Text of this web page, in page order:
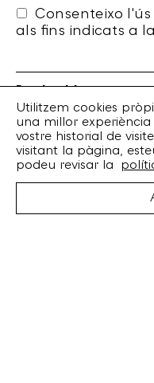
Consenteixo
als fins indicats a la
Torrent de l’Olla,
08012 Barcelona
+34 932 070 164
Utilitzem cookies
una millor
vostre historial de
visitant la pàgina,
podeu revisar la